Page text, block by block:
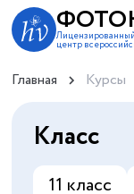
центр
Главная Курсы
Класс
11 класс